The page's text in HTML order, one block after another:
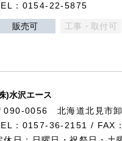
：0154-22-5875
販売可 工事・取付可
)水沢エース
090-0056 北海道北見市
：0157-36-2151 /